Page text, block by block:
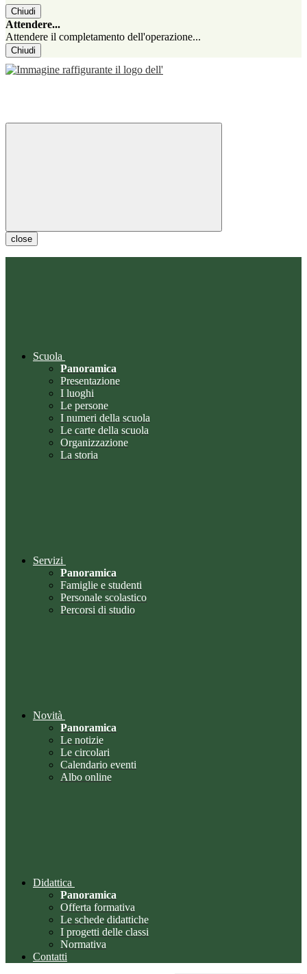
Chiudi
Attendere...
Attendere il completamento dell'operazione...
Chiudi
close
Scuola
Panoramica
Presentazione
I luoghi
Le persone
I numeri della scuola
Le carte della scuola
Organizzazione
La storia
Servizi
Panoramica
Famiglie e studenti
Personale scolastico
Percorsi di studio
Novità
Panoramica
Le notizie
Le circolari
Calendario eventi
Albo online
Didattica
Panoramica
Offerta formativa
Le schede didattiche
I progetti delle classi
Normativa
Contatti